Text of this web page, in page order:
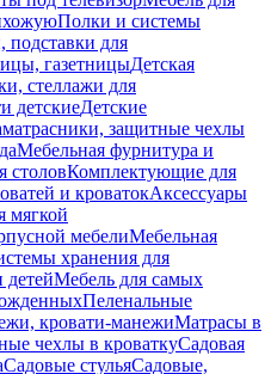
Полки и системы
подставки для
газетницыДетская
стеллажи для
детскиеДетские
защитные чехлы
Мебельная фурнитура и
столовКомплектующие для
и кроватокАксессуары
мягкой
мебелиМебельная
хранения для
детейМебель для самых
Пеленальные
кровати-манежиМатрасы в
чехлы в кроваткуСадовая
Садовые стульяСадовые,